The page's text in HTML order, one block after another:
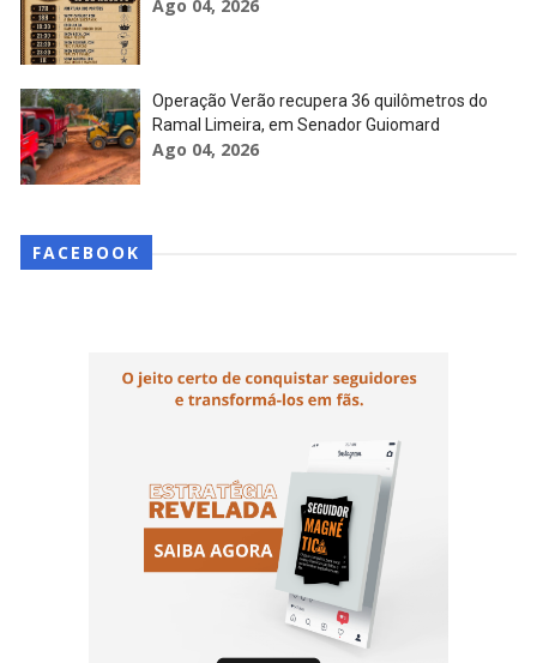
Ago 04, 2026
Operação Verão recupera 36 quilômetros do
Ramal Limeira, em Senador Guiomard
Ago 04, 2026
FACEBOOK